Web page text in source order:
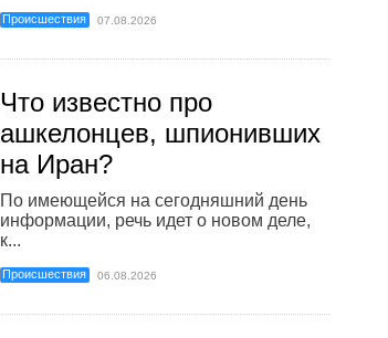
Происшествия 07.08.2026
Что известно про
ашкелонцев, шпионивших
на Иран?
По имеющейся на сегодняшний день
информации, речь идет о новом деле,
к...
Происшествия 06.08.2026